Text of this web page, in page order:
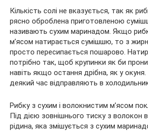
Кількість солі не вказується, так як
рясно оброблена приготовленою
називають сухим маринадом. Якщо
м’ясом натирається сумішшю, то з
просто пересипається пошарово.
потрібно так, щоб крупинки як би
навіть якщо остання дрібна, як у
деякий час відправляють в
Рибку з сухим і волокнистим м’ясом
Під дією зовнішнього тиску з волокон
рідина, яка змішується з сухим